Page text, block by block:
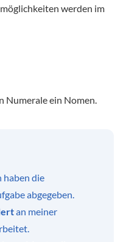
werden im
Numerale ein Nomen.
haben die
abgegeben.
an meiner